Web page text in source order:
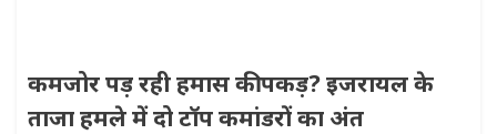
कमजोर पड़ रही हमास की पकड़? इजरायल के
ताजा हमले में दो टॉप कमांडरों का अंत